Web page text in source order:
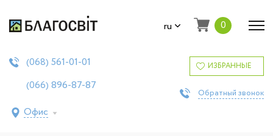
ru 0
(068) 561-01-01
(066) 896-87-87
Офис
ИЗБРАННЫЕ
Обратный звонок